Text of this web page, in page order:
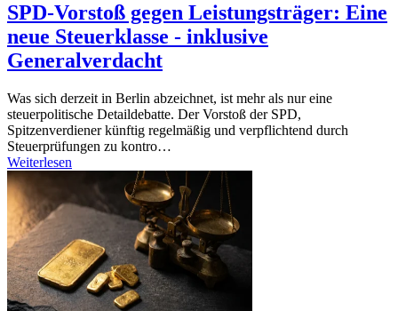
SPD-Vorstoß gegen Leistungsträger: Eine
neue Steuerklasse - inklusive
Generalverdacht
Was sich derzeit in Berlin abzeichnet, ist mehr als nur eine
steuerpolitische Detaildebatte. Der Vorstoß der SPD,
Spitzenverdiener künftig regelmäßig und verpflichtend durch
Steuerprüfungen zu kontro…
Weiterlesen